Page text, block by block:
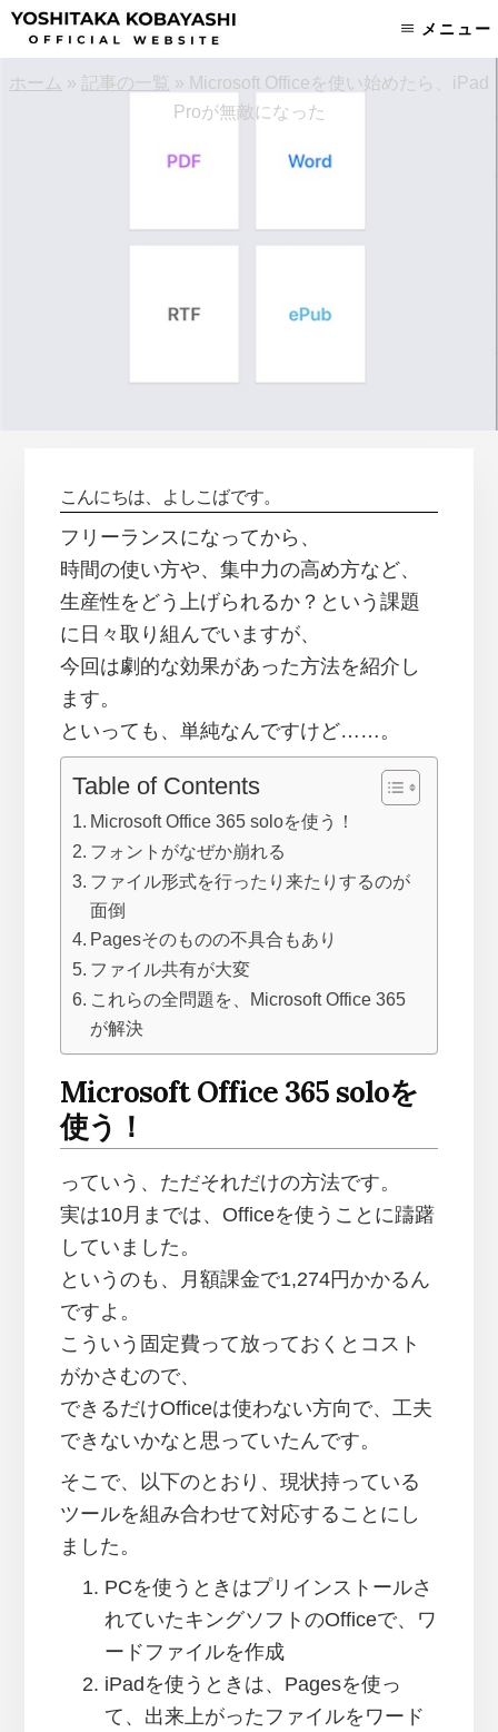
Skip
content
Skip
footer
メニュー
ホーム » 記事の一覧 » Microsoft Officeを使い始めたら、iPad
Proが無敵になった
こんにちは、よしこばです。
フリーランスになってから、
時間の使い方や、集中力の高め方など、
生産性をどう上げられるか？という課題
に日々取り組んでいますが、
今回は劇的な効果があった方法を紹介し
ます。
といっても、単純なんですけど……。
Table of Contents
Microsoft Office 365 soloを使う！
フォントがなぜか崩れる
ファイル形式を行ったり来たりするのが
面倒
Pagesそのものの不具合もあり
ファイル共有が大変
これらの全問題を、Microsoft Office 365
が解決
Microsoft Office 365 soloを
使う！
っていう、ただそれだけの方法です。
実は10月までは、Officeを使うことに躊躇
していました。
というのも、月額課金で1,274円かかるん
ですよ。
こういう固定費って放っておくとコスト
がかさむので、
できるだけOfficeは使わない方向で、工夫
できないかなと思っていたんです。
そこで、以下のとおり、現状持っている
ツールを組み合わせて対応することにし
ました。
PCを使うときはプリインストールさ
れていたキングソフトのOfficeで、ワ
ードファイルを作成
iPadを使うときは、Pagesを使っ
て、出来上がったファイルをワード